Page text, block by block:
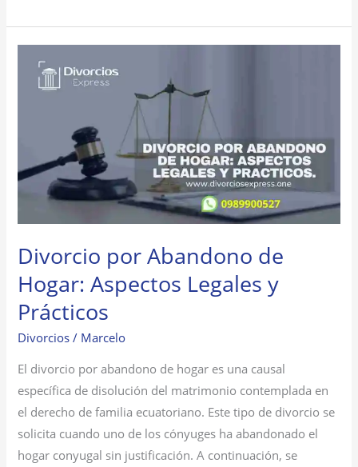
Divorcio por Abandono de
Hogar: Aspectos Legales y
Prácticos
Divorcios / Marcelo
El divorcio por abandono de hogar es una causal
específica de disolución del matrimonio contemplada en
el derecho de familia ecuatoriano. Este tipo de divorcio se
solicita cuando uno de los cónyuges ha abandonado el
hogar conyugal sin justificación. A continuación, se
Aspectos
Legales
Prácticos